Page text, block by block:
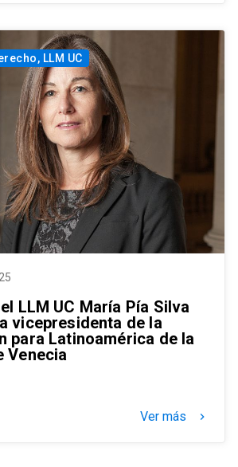
LLM UC
LLM UC María Pía Silva
vicepresidenta de la
para Latinoamérica de la
Venecia
Ver más keyboard_arrow_right